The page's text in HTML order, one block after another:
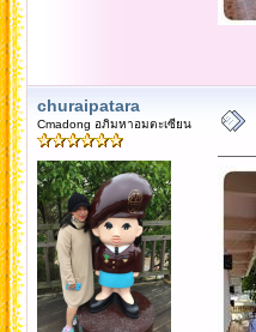
churaipatara
Cmadong อภิมหาอมตะเซียน